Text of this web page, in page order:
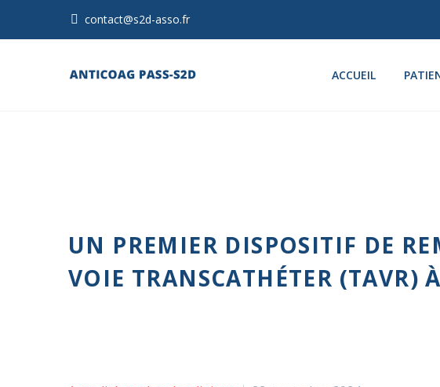
contact@s2d-asso.fr
ACCUEIL
UN PREMIER DISPOSITIF DE
VOIE TRANSCATHÉTER (TAVR) À